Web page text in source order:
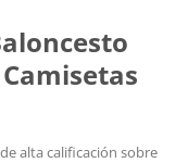
alta calificación sobre